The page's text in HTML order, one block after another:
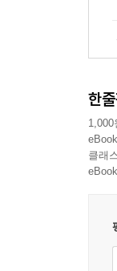
한
클래